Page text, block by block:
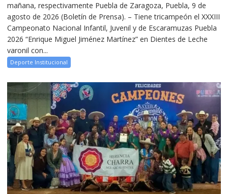
mañana, respectivamente Puebla de Zaragoza, Puebla, 9 de
agosto de 2026 (Boletín de Prensa). – Tiene tricampeón el XXXIII
Campeonato Nacional Infantil, Juvenil y de Escaramuzas Puebla
2026 “Enrique Miguel Jiménez Martínez” en Dientes de Leche
varonil con...
Deporte Institucional